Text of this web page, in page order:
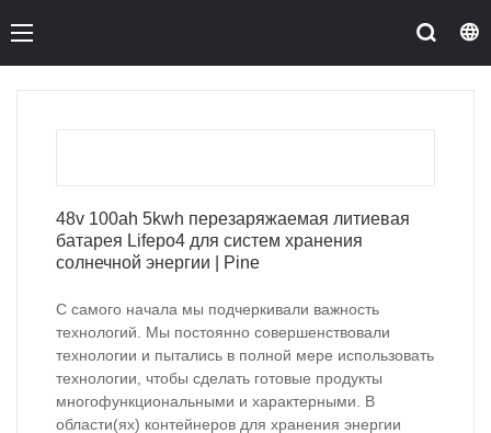
48v 100ah 5kwh перезаряжаемая литиевая
батарея Lifepo4 для систем хранения
солнечной энергии | Pine
С самого начала мы подчеркивали важность
технологий. Мы постоянно совершенствовали
технологии и пытались в полной мере использовать
технологии, чтобы сделать готовые продукты
многофункциональными и характерными. В
области(ях) контейнеров для хранения энергии